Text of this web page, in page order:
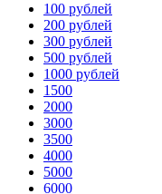
100 рублей
200 рублей
300 рублей
500 рублей
1000 рублей
1500
2000
3000
3500
4000
5000
6000